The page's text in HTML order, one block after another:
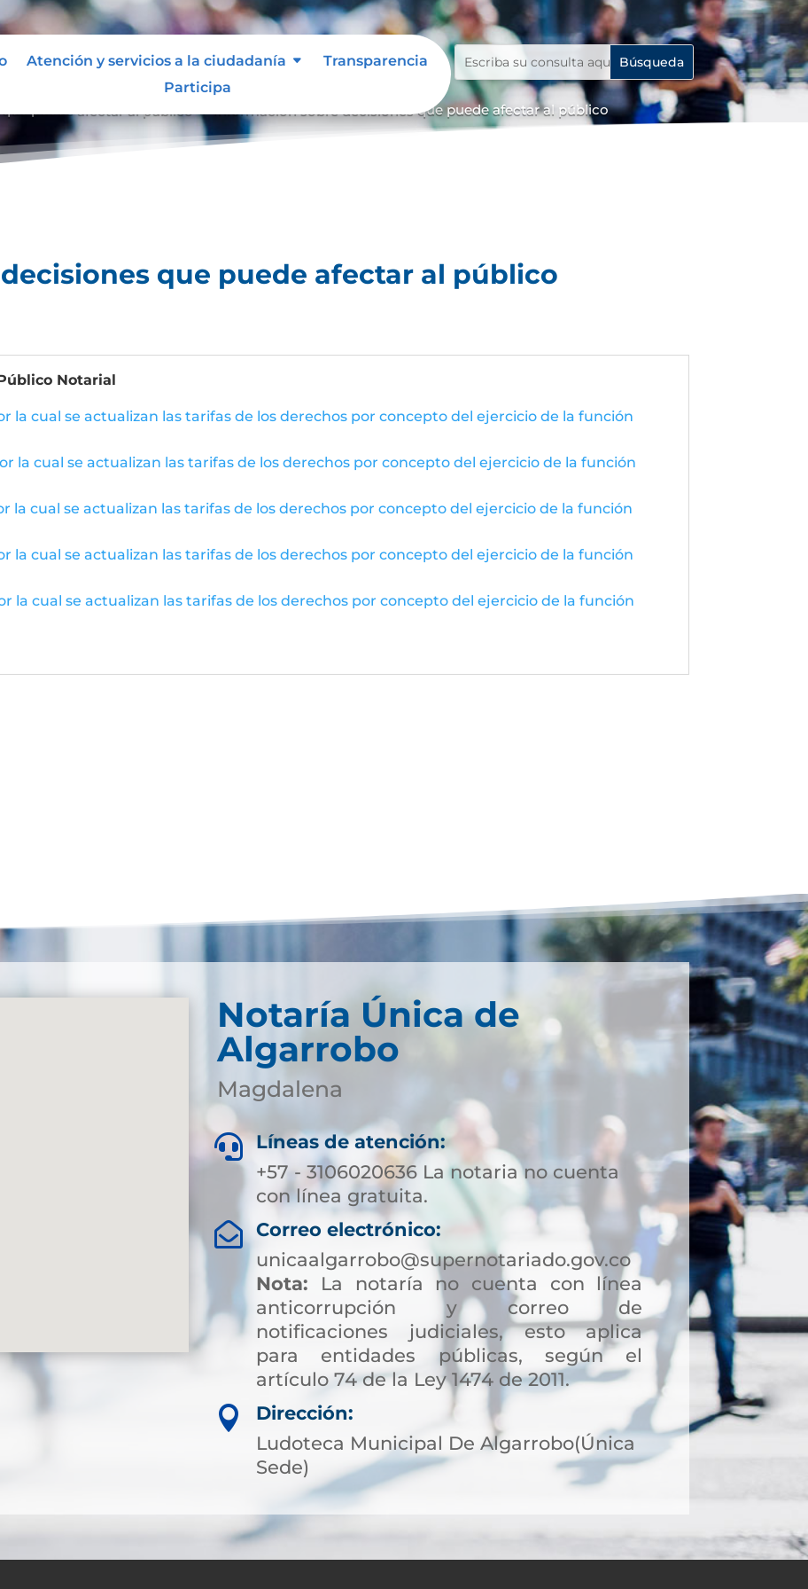
Atención y servicios a la ciudadanía
Transparencia
Participa
puede afectar al público Información sobre decisiones que puede afectar al público
que puede afectar al público
Notarial
la cual se actualizan las tarifas de los derechos por concepto del ejercicio de la función
la cual se actualizan las tarifas de los derechos por concepto del ejercicio de la función
la cual se actualizan las tarifas de los derechos por concepto del ejercicio de la función
la cual se actualizan las tarifas de los derechos por concepto del ejercicio de la función
la cual se actualizan las tarifas de los derechos por concepto del ejercicio de la función
Notaría Única de
Algarrobo
Magdalena
 Líneas de atención:
+57 - 3106020636 La notaria no cuenta
con línea gratuita.

Correo electrónico:
unicaalgarrobo@supernotariado.gov.co
Nota: La notaría no cuenta con línea
anticorrupción y correo de
notificaciones judiciales, esto aplica
para entidades públicas, según el
artículo 74 de la Ley 1474 de 2011.

Dirección:
Ludoteca Municipal De Algarrobo(Única
Sede)